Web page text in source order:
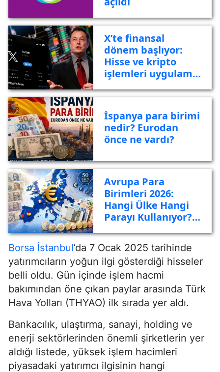
X’te finansal
dönem başlıyor:
Hisse ve kripto
işlemleri uygulama
İspanya para birimi
nedir? Eurodan
önce ne vardı?
Avrupa Para
Birimleri 2026:
Hangi Ülke Hangi
Parayı Kullanıyor?
Öncesi Para
Birimleri ve
Geçerlilik Rehberi
Borsa İstanbul’da 7 Ocak 2025 tarihinde
yatırımcıların yoğun ilgi gösterdiği hisseler
belli oldu. Gün içinde işlem hacmi
bakımından öne çıkan paylar arasında Türk
Hava Yolları (THYAO) ilk sırada yer aldı.
Bankacılık, ulaştırma, sanayi, holding ve
enerji sektörlerinden önemli şirketlerin yer
aldığı listede, yüksek işlem hacimleri
piyasadaki yatırımcı ilgisinin hangi